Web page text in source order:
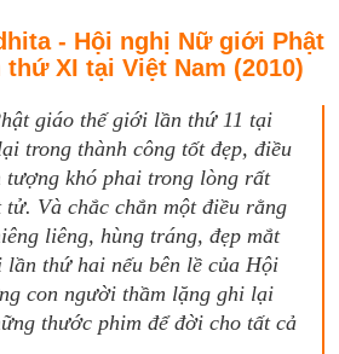
- Hội nghị Nữ giới Phật
XI tại Việt Nam (2010)
giáo thế giới lần thứ 11 tại
trong thành công tốt đẹp, điều
tượng khó phai trong lòng rất
Và chắc chắn một điều rằng
liêng, hùng tráng, đẹp mắt
lần thứ hai nếu bên lề của Hội
con người thầm lặng ghi lại
thước phim để đời cho tất cả